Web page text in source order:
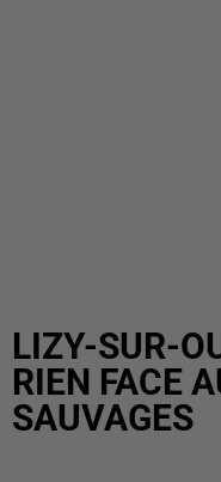
LIZY-SUR-
RIEN FACE
SAUVAGES